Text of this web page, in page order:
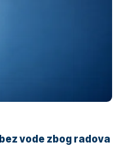
vode zbog radova